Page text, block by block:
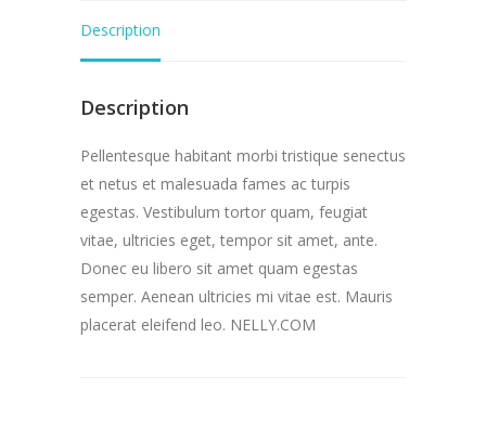
Description
Description
Pellentesque habitant morbi tristique senectus
et netus et malesuada fames ac turpis
egestas. Vestibulum tortor quam, feugiat
vitae, ultricies eget, tempor sit amet, ante.
Donec eu libero sit amet quam egestas
semper. Aenean ultricies mi vitae est. Mauris
placerat eleifend leo. NELLY.COM